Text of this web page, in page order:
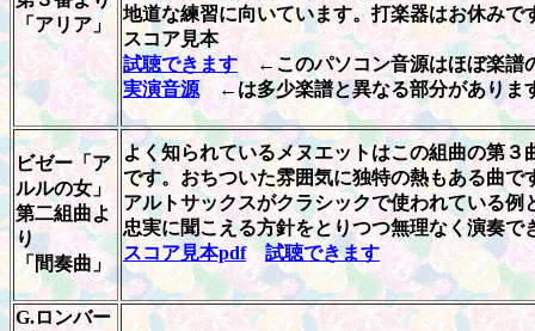
「アリア」
地道な練習に向いています。打楽器はお休みで
スコア見本
試聴できます←このパソコン音源はほぼ楽譜
実演音源←は多少楽譜と異なる部分がありま
ビゼー「ア
ルルの女」
第二組曲よ
り
「間奏曲」
よく知られているメヌエットはこの組曲の第
です。おちついた雰囲気に独特の熱もある曲で
アルトサックスがクラシックで使われている
忠実に聞こえる方針をとりつつ無理なく演奏で
スコア見本pdf
試聴できます
G.ロンバー